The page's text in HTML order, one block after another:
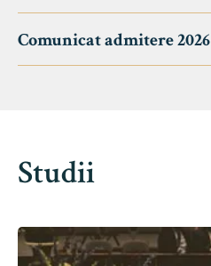
Comunicat admitere 2026
Studii